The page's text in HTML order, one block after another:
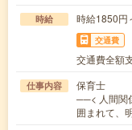
時給 時給1850
交通費
交通費全額
仕事内容
保育士
──< 人間関
囲まれて、